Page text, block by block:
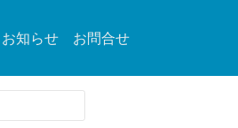
お知らせ お問合せ